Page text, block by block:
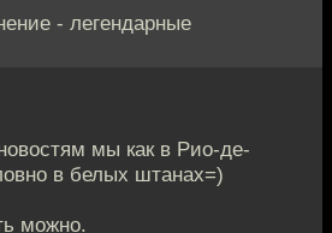
- легендарные
мы как в Рио-де-
в белых штанах=)
можно.